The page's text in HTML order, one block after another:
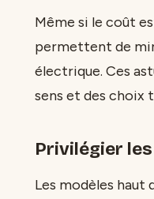
Même si le coût
permettent de
électrique. Ces
sens et des choix
Privilégier
Les modèles haut